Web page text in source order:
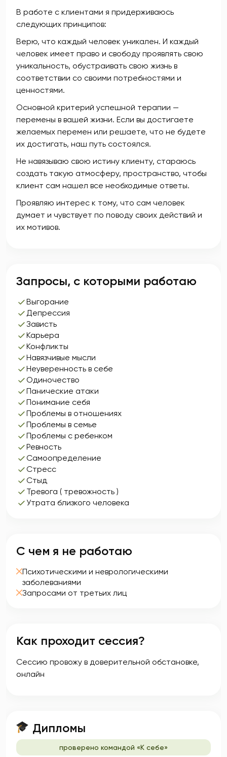
В работе с клиентами я придерживаюсь
следующих принципов:
Верю, что каждый человек уникален. И каждый
человек имеет право и свободу проявлять свою
уникальность, обустраивать свою жизнь в
соответствии со своими потребностями и
ценностями.
Основной критерий успешной терапии —
перемены в вашей жизни. Если вы достигаете
желаемых перемен или решаете, что не будете
их достигать, наш путь состоялся.
Не навязываю свою истину клиенту, стараюсь
создать такую атмосферу, пространство, чтобы
клиент сам нашел все необходимые ответы.
Проявляю интерес к тому, что сам человек
думает и чувствует по поводу своих действий и
их мотивов.
Запросы, с которыми работаю
Выгорание
Депрессия
Зависть
Карьера
Конфликты
Навязчивые мысли
Неуверенность в себе
Одиночество
Панические атаки
Понимание себя
Проблемы в отношениях
Проблемы в семье
Проблемы с ребенком
Ревность
Самоопределение
Стресс
Стыд
Тревога ( тревожность )
Утрата близкого человека
С чем я не работаю
Психотическими и неврологическими
заболеваниями
Запросами от третьих лиц
Как проходит сессия?
Сессию провожу в доверительной обстановке,
онлайн
Дипломы
проверено командой «К себе»